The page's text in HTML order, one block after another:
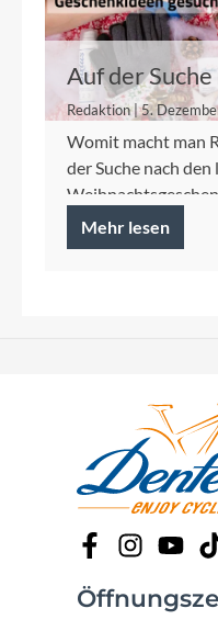
Auf der Suche
Redaktion | 5.
Womit macht man
der Suche nach den
Mehr lesen